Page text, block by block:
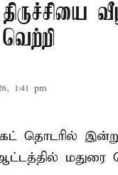
1:41 pm
தொடரில்
மதுரை